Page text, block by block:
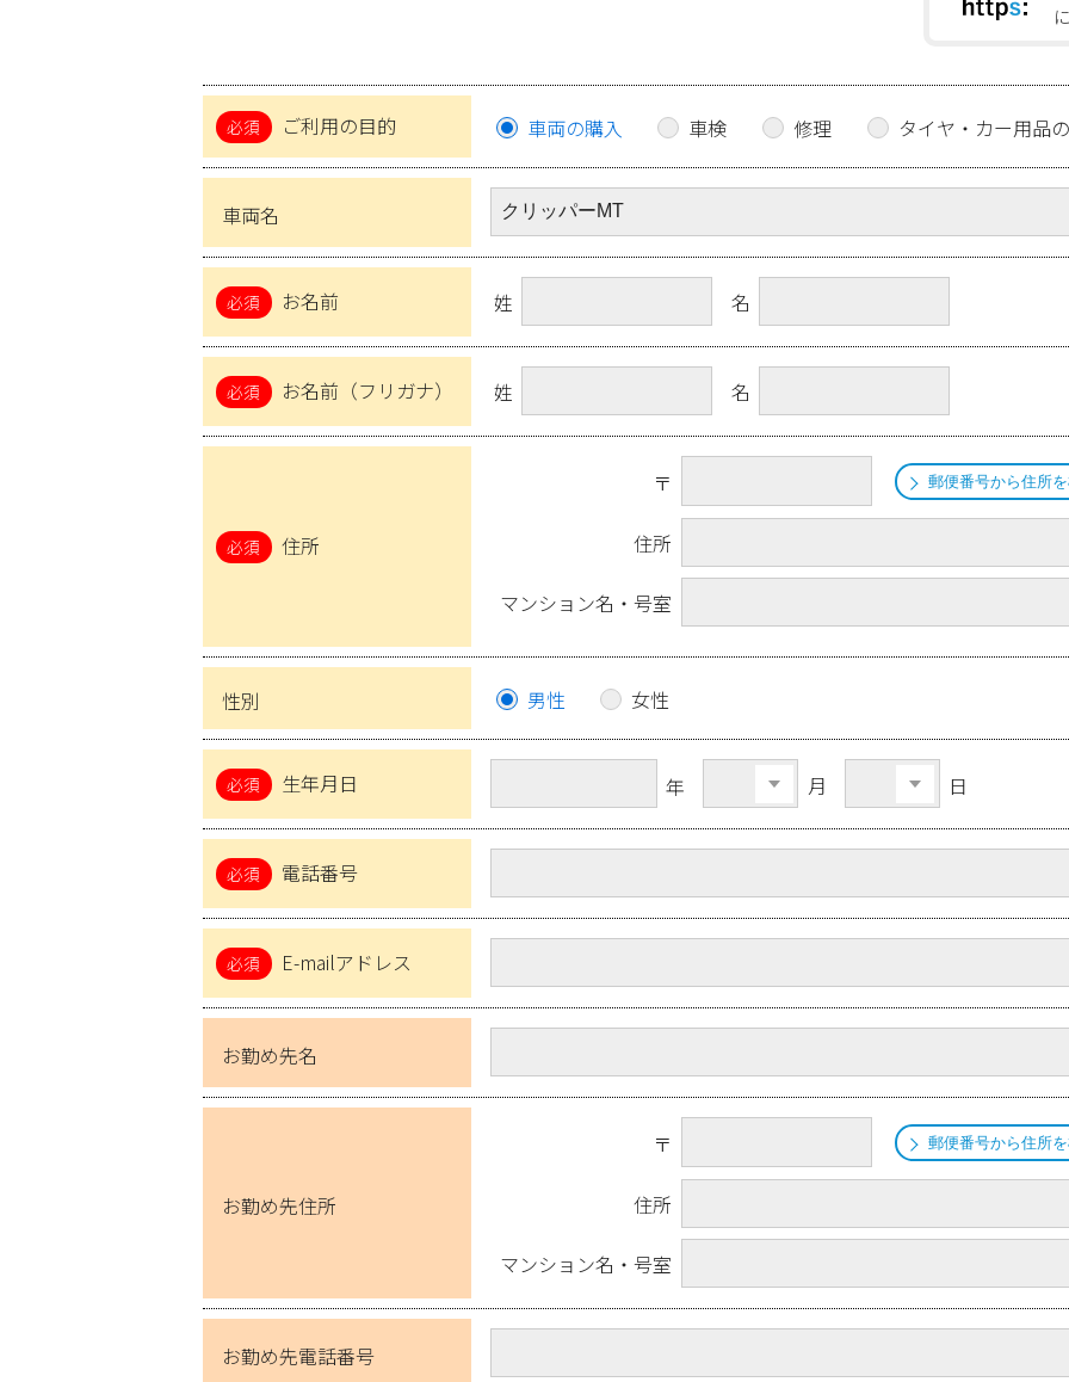
ご利用の目的 車両の購入 車検 修理 タイヤ・カー用品
車両名
お名前 姓 名
お名前（フリガナ） 姓 名
住所
〒 郵便番号から住所
住所
マンション名・号室
性別 男性 女性
生年月日 年 月 日
電話番号
E-mailアドレス
お勤め先名
お勤め先住所
〒 郵便番号から住所
住所
マンション名・号室
お勤め先電話番号